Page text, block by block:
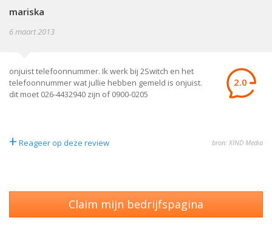
mariska
6 maart 2013
onjuist telefoonnummer. Ik werk bij 2Switch en het
telefoonnummer wat jullie hebben gemeld is onjuist.
dit moet 026-4432940 zijn of 0900-0205
2.0
+ Reageer op deze review bron: XIND Media
Claim mijn bedrijfspagina